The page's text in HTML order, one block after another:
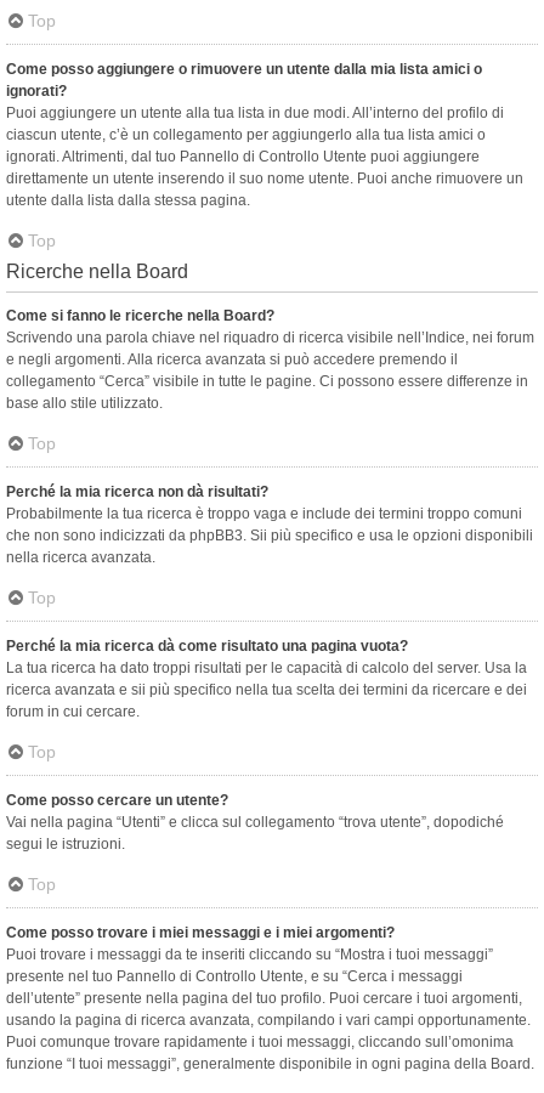
Top
Come posso aggiungere o rimuovere un utente dalla mia lista amici o
ignorati?
Puoi aggiungere un utente alla tua lista in due modi. All’interno del profilo di
ciascun utente, c’è un collegamento per aggiungerlo alla tua lista amici o
ignorati. Altrimenti, dal tuo Pannello di Controllo Utente puoi aggiungere
direttamente un utente inserendo il suo nome utente. Puoi anche rimuovere un
utente dalla lista dalla stessa pagina.
Top
Ricerche nella Board
Come si fanno le ricerche nella Board?
Scrivendo una parola chiave nel riquadro di ricerca visibile nell’Indice, nei forum
e negli argomenti. Alla ricerca avanzata si può accedere premendo il
collegamento “Cerca” visibile in tutte le pagine. Ci possono essere differenze in
base allo stile utilizzato.
Top
Perché la mia ricerca non dà risultati?
Probabilmente la tua ricerca è troppo vaga e include dei termini troppo comuni
che non sono indicizzati da phpBB3. Sii più specifico e usa le opzioni disponibili
nella ricerca avanzata.
Top
Perché la mia ricerca dà come risultato una pagina vuota?
La tua ricerca ha dato troppi risultati per le capacità di calcolo del server. Usa la
ricerca avanzata e sii più specifico nella tua scelta dei termini da ricercare e dei
forum in cui cercare.
Top
Come posso cercare un utente?
Vai nella pagina “Utenti” e clicca sul collegamento “trova utente”, dopodiché
segui le istruzioni.
Top
Come posso trovare i miei messaggi e i miei argomenti?
Puoi trovare i messaggi da te inseriti cliccando su “Mostra i tuoi messaggi”
presente nel tuo Pannello di Controllo Utente, e su “Cerca i messaggi
dell’utente” presente nella pagina del tuo profilo. Puoi cercare i tuoi argomenti,
usando la pagina di ricerca avanzata, compilando i vari campi opportunamente.
Puoi comunque trovare rapidamente i tuoi messaggi, cliccando sull’omonima
funzione “I tuoi messaggi”, generalmente disponibile in ogni pagina della Board.